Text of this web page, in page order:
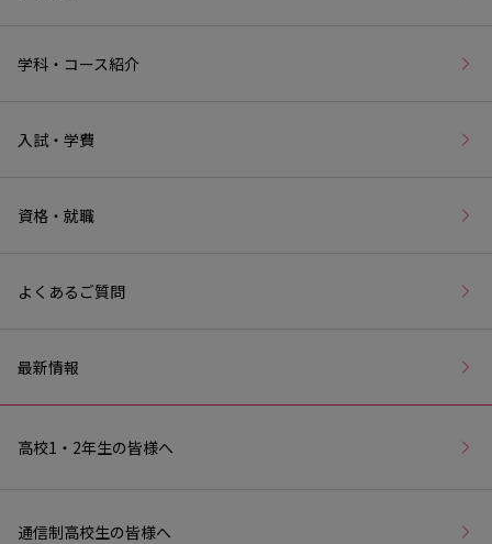
学科・コース紹介
入試・学費
資格・就職
よくあるご質問
最新情報
高校1・2年生の皆様へ
通信制高校生の皆様へ